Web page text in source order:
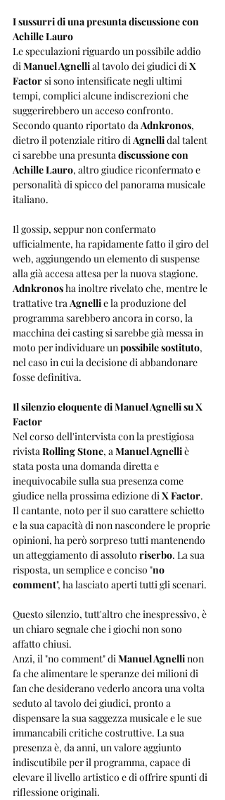
I sussurri di una presunta discussione con
Achille Lauro
Le speculazioni riguardo un possibile addio
di Manuel Agnelli al tavolo dei giudici di X
Factor si sono intensificate negli ultimi
tempi, complici alcune indiscrezioni che
suggerirebbero un acceso confronto.
Secondo quanto riportato da Adnkronos,
dietro il potenziale ritiro di Agnelli dal talent
ci sarebbe una presunta discussione con
Achille Lauro, altro giudice riconfermato e
personalità di spicco del panorama musicale
italiano.
Il gossip, seppur non confermato
ufficialmente, ha rapidamente fatto il giro del
web, aggiungendo un elemento di suspense
alla già accesa attesa per la nuova stagione.
Adnkronos ha inoltre rivelato che, mentre le
trattative tra Agnelli e la produzione del
programma sarebbero ancora in corso, la
macchina dei casting si sarebbe già messa in
moto per individuare un possibile sostituto,
nel caso in cui la decisione di abbandonare
fosse definitiva.
Il silenzio eloquente di Manuel Agnelli su X
Factor
Nel corso dell'intervista con la prestigiosa
rivista Rolling Stone, a Manuel Agnelli è
stata posta una domanda diretta e
inequivocabile sulla sua presenza come
giudice nella prossima edizione di X Factor.
Il cantante, noto per il suo carattere schietto
e la sua capacità di non nascondere le proprie
opinioni, ha però sorpreso tutti mantenendo
un atteggiamento di assoluto riserbo. La sua
risposta, un semplice e conciso "no
comment", ha lasciato aperti tutti gli scenari.
Questo silenzio, tutt'altro che inespressivo, è
un chiaro segnale che i giochi non sono
affatto chiusi.
Anzi, il "no comment" di Manuel Agnelli non
fa che alimentare le speranze dei milioni di
fan che desiderano vederlo ancora una volta
seduto al tavolo dei giudici, pronto a
dispensare la sua saggezza musicale e le sue
immancabili critiche costruttive. La sua
presenza è, da anni, un valore aggiunto
indiscutibile per il programma, capace di
elevare il livello artistico e di offrire spunti di
riflessione originali.